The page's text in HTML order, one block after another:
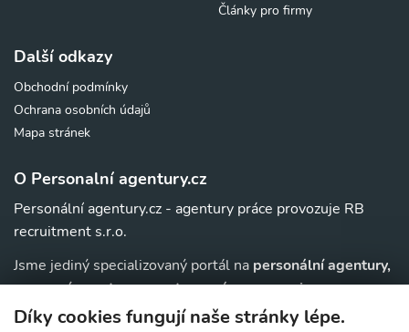
Díky cookies fungují naše stránky lépe.
Články pro firmy
Další odkazy
Obchodní podmínky
Ochrana osobních údajů
Mapa stránek
O Personalní agentury.cz
Personální agentury.cz - agentury práce provozuje RB
recruitment s.r.o.
Jsme jediný specializovaný portál na personální agentury,
pracovní agentury, agentury práce a au-pairagentury v
ČR. Navíc u nás najdete jednoduchý přehled agentur,